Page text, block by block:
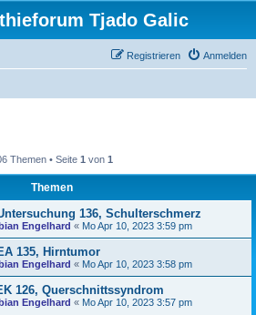
Tjado Galic
Anmelden
Registrieren
Themen • Seite 1 von 1
Themen
136, Schulterschmerz
Engelhard « Mo Apr 10, 2023 3:59 pm
135, Hirntumor
Engelhard « Mo Apr 10, 2023 3:58 pm
126, Querschnittssyndrom
Engelhard « Mo Apr 10, 2023 3:57 pm